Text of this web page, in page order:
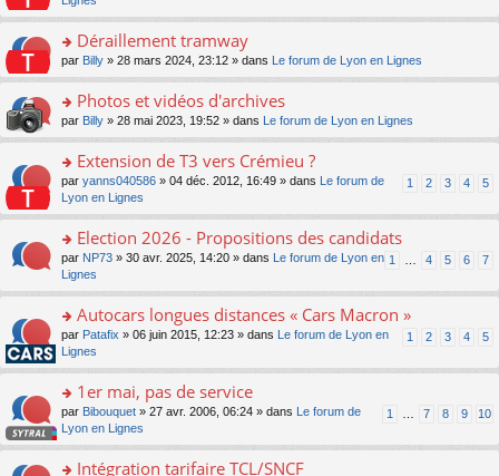
ré
c
e
nt
le
u
s
ré
c
e
o
n
lu
pl
u
s
ré
c
e
s
s
a
e
o
n
lu
pl
u
s
ré
c
e
nt
er
le
m
e
s
a
g
e
n
o
n
pl
u
s
ré
c
nt
o
n
ult
er
le
m
e
s
g
e
n
o
n
le
s
ré
e
Déraillement tramway
par Billy » 28 mars 2024, 23:12 » dans Le forum de Lyon en Lignes
o
n
ult
er
le
m
e
s
s
e
n
o
n
lu
pl
ré
Photos et vidéos d'archives
par Billy » 28 mai 2023, 19:52 » dans Le forum de Lyon en Lignes
o
s
er
le
m
e
s
s
a
n
o
n
lu
le
Extension de T3 vers Crémieu ?
1 2 3 4 5
par yanns040586 » 04 déc. 2012, 16:49 » dans
Le forum de
Lyon en Lignes
o
s
er
le
m
e
s
s
a
Election 2026 - Propositions des candidats
1 4 5 6 7
par NP73 » 30 avr. 2025, 14:20 » dans
Le forum de Lyon en
Lignes
o
s
er
le
m
e
s
Autocars longues distances « Cars Macron »
1 2 3 4 5
par Patafix » 06 juin 2015, 12:23 » dans
Le forum de Lyon en
Lignes
o
s
1er mai, pas de service
1 7 8 9 10
par Bibouquet » 27 avr. 2006, 06:24 » dans
Le forum de
Lyon en Lignes
Intégration tarifaire TCL/SNCF